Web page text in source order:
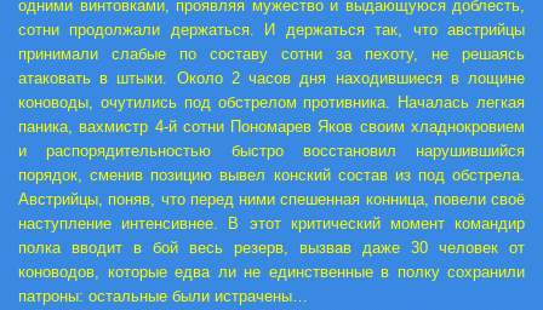
одними винтовками, проявляя мужество и выдающуюся доблесть,
сотни продолжали держаться. И держаться так, что австрийцы
принимали слабые по составу сотни за пехоту, не решаясь
атаковать в штыки. Около 2 часов дня находившиеся в лощине
коноводы, очутились под обстрелом противника. Началась легкая
паника, вахмистр 4-й сотни Пономарев Яков своим хладнокровием
и распорядительностью быстро восстановил нарушившийся
порядок, сменив позицию вывел конский состав из под обстрела.
Австрийцы, поняв, что перед ними спешенная конница, повели своё
наступление интенсивнее. В этот критический момент командир
полка вводит в бой весь резерв, вызвав даже 30 человек от
коноводов, которые едва ли не единственные в полку сохранили
патроны: остальные были истрачены…